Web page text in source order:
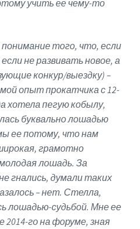
учить ее чему-то
того, что, если
не развивать новое, а
конкур/выездку) –
опыт прокатчика с 12-
хотела пегую кобылу,
буквально лошадью
ее потому, что нам
грамотно
лошадь. За
гнались, думали таких
– нет. Стелла,
лошадью-судьбой. Мне ее
го на форуме, зная